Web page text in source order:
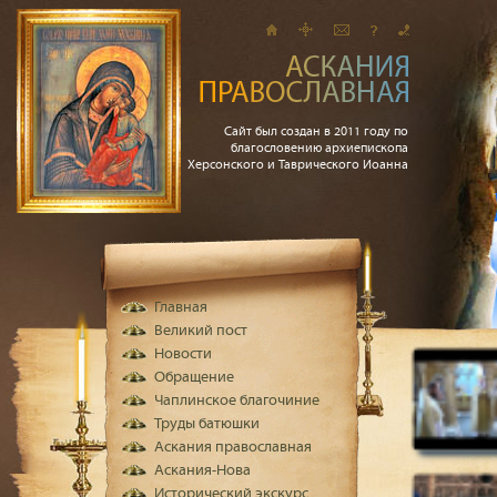
Сайт был создан в 2011 году по
благословению архиепископа
Херсонского и Таврического Иоанна
Главная
Великий пост
Новости
Обращение
Чаплинское благочиние
Труды батюшки
Аскания православная
Аскания-Нова